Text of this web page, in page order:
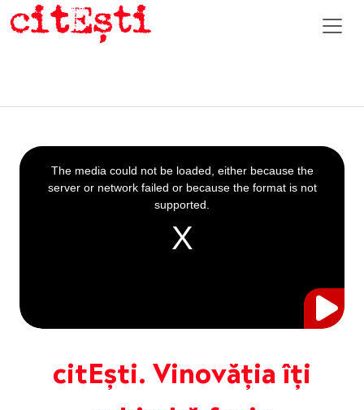
citEști. Vinovăția îți
This
is
a
The media could not be loaded, either because the
server or network failed or because the format is not
supported.